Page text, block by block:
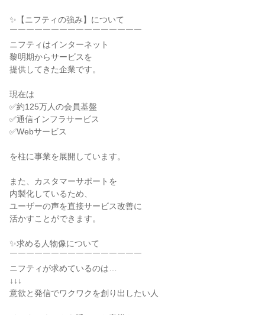
✨【ニフティの強み】について
￣￣￣￣￣￣￣￣￣￣￣￣￣￣￣￣
ニフティはインターネット
黎明期からサービスを
提供してきた企業です。
現在は
✅約125万人の会員基盤
✅通信インフラサービス
✅Webサービス
を柱に事業を展開しています。
また、カスタマーサポートを
内製化しているため、
ユーザーの声を直接サービス改善に
活かすことができます。
✨求める人物像について
￣￣￣￣￣￣￣￣￣￣￣￣￣￣￣￣
ニフティが求めているのは…
↓↓↓
意欲と発信でワクワクを創り出したい人